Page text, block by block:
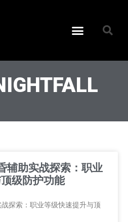
辅助实战探索：职业
级防护功能
探索：职业等级快速提升与顶